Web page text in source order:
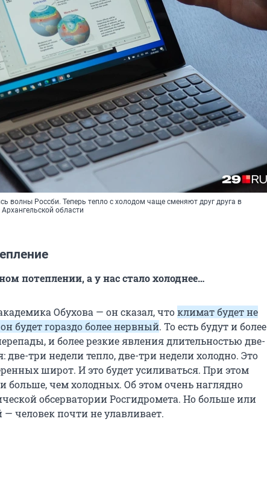
волны Россби. Теперь тепло с холодом чаще сменяют друг друга в
области
потеплении, а у нас стало холоднее…
Обухова — он сказал, чтоклимат будет не
будет гораздо более нервный. То есть будут и более
и более резкие явления длительностью две-
две-три недели тепло, две-три недели холодно. Это
широт. И это будет усиливаться. При этом
больше, чем холодных. Об этом очень наглядно
обсерватории Росгидромета. Но больше или
человек почти не улавливает.